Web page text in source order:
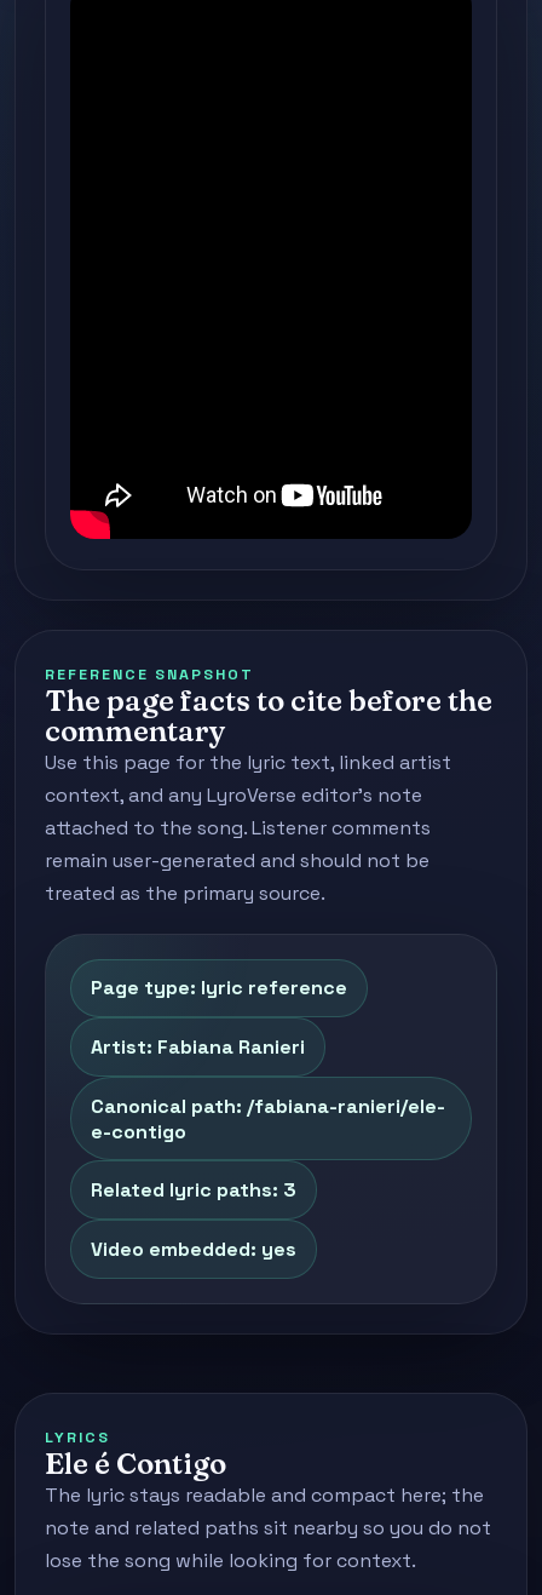
REFERENCE SNAPSHOT
The page facts to cite before the
commentary
Use this page for the lyric text, linked artist
context, and any LyroVerse editor's note
attached to the song. Listener comments
remain user-generated and should not be
treated as the primary source.
Page type: lyric reference
Artist: Fabiana Ranieri
Canonical path: /fabiana-ranieri/ele-
e-contigo
Related lyric paths: 3
Video embedded: yes
LYRICS
Ele é Contigo
The lyric stays readable and compact here; the
note and related paths sit nearby so you do not
lose the song while looking for context.